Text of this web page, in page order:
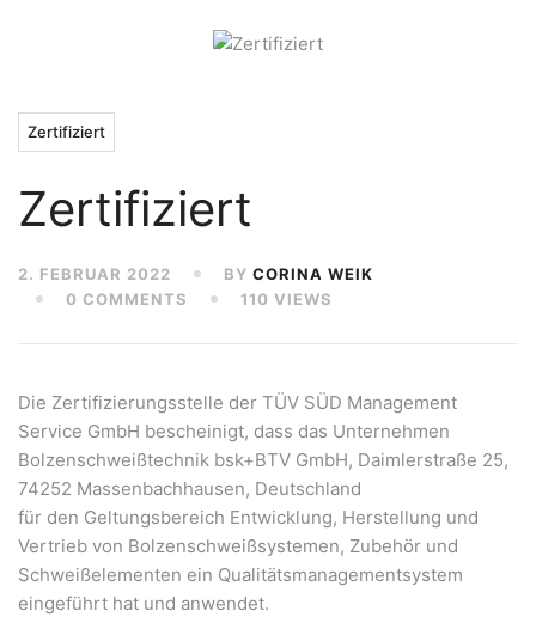
Zertifiziert
Zertifiziert
2. FEBRUAR 2022 BY CORINA WEIK
0 COMMENTS
110 VIEWS
Die Zertifizierungsstelle der TÜV SÜD Management
Service GmbH bescheinigt, dass das Unternehmen
Bolzenschweißtechnik bsk+BTV GmbH, Daimlerstraße 25,
74252 Massenbachhausen, Deutschland
für den Geltungsbereich Entwicklung, Herstellung und
Vertrieb von Bolzenschweißsystemen, Zubehör und
Schweißelementen ein Qualitätsmanagementsystem
eingeführt hat und anwendet.